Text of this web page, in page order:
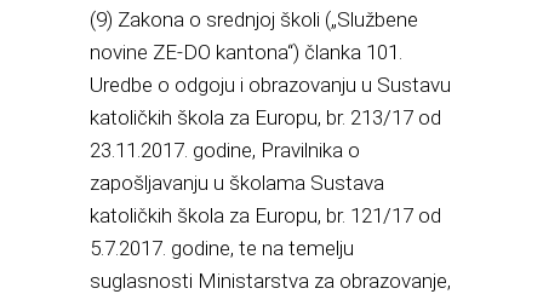
(9) Zakona o srednjoj školi („Službene
novine ZE-DO kantona“) članka 101.
Uredbe o odgoju i obrazovanju u Sustavu
katoličkih škola za Europu, br. 213/17 od
23.11.2017. godine, Pravilnika o
zapošljavanju u školama Sustava
katoličkih škola za Europu, br. 121/17 od
5.7.2017. godine, te na temelju
suglasnosti Ministarstva za obrazovanje,